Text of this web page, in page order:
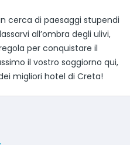
cerca di paesaggi stupendi
all’ombra degli ulivi,
per conquistare il
il vostro soggiorno qui,
migliori hotel di Creta!